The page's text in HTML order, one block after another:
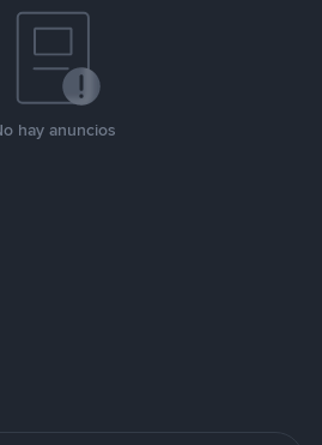
hay anuncios